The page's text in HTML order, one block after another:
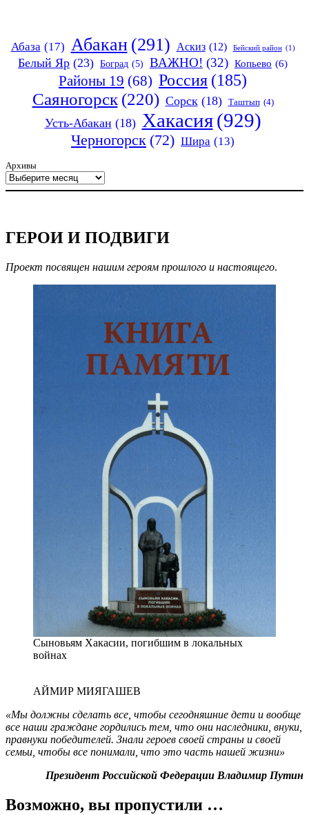
Абаза (17) Абакан (291) Аскиз (12) Бейский район (1)
Белый Яр (23) Боград (5) ВАЖНО! (32) Копьево (6)
Районы 19 (68) Россия (185)
Саяногорск (220) Сорск (18) Таштып (4)
Усть-Абакан (18) Хакасия (929)
Черногорск (72) Шира (13)
Архивы
ГЕРОИ И ПОДВИГИ
Проект посвящен нашим героям прошлого и настоящего.
Сыновьям Хакасии, погибшим в локальных
войнах
АЙМИР МИЯГАШЕВ
«Мы должны сделать все, чтобы сегодняшние дети и вообще
все наши граждане гордились тем, что они наследники, внуки,
правнуки победителей. Знали героев своей страны и своей
семьи, чтобы все понимали, что это часть нашей жизни»
Президент Российской Федерации Владимир Путин
Возможно, вы пропустили …